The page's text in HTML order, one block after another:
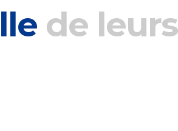
de leurs